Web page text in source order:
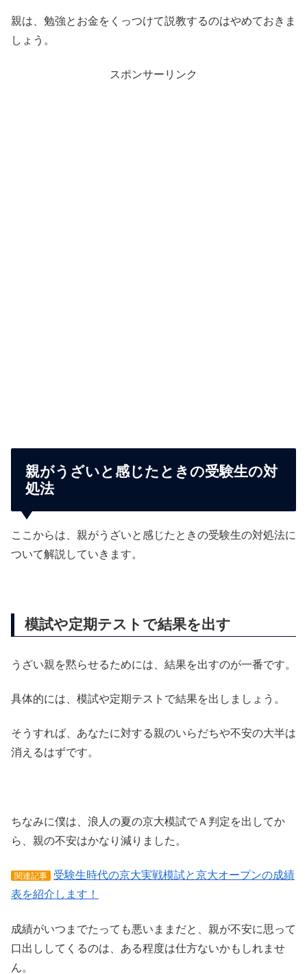
親は、勉強とお金をくっつけて説教するのはやめておきま
しょう。
スポンサーリンク
親がうざいと感じたときの受験生の対
処法
ここからは、親がうざいと感じたときの受験生の対処法に
ついて解説していきます。
模試や定期テストで結果を出す
うざい親を黙らせるためには、結果を出すのが一番です。
具体的には、模試や定期テストで結果を出しましょう。
そうすれば、あなたに対する親のいらだちや不安の大半は
消えるはずです。
ちなみに僕は、浪人の夏の京大模試でＡ判定を出してか
ら、親の不安はかなり減りました。
関連記事
受験生時代の京大実戦模試と京大オープンの成績
表を紹介します！
成績がいつまでたっても悪いままだと、親が不安に思って
口出ししてくるのは、ある程度は仕方ないかもしれませ
ん。